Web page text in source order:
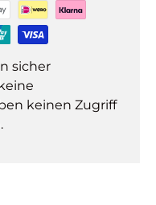
sicher
keinen Zugriff